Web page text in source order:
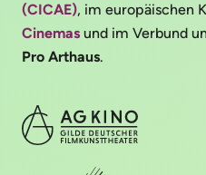
(CICAE), im europäischen
Cinemas und im Verbund
Pro Arthaus.